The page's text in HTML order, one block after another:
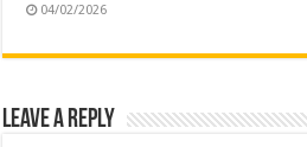
04/02/2026
Leave a Reply